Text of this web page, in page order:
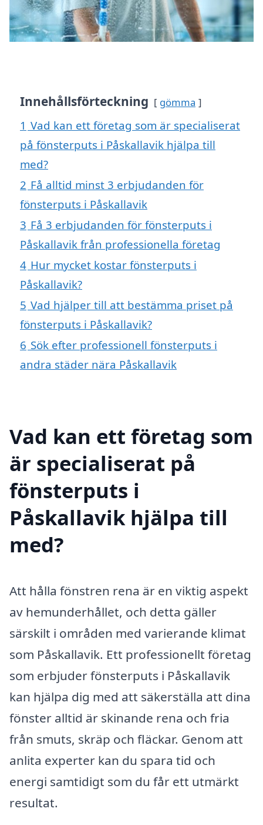
Innehållsförteckning gömma
1 Vad kan ett företag som är specialiserat
på fönsterputs i Påskallavik hjälpa till
med?
2 Få alltid minst 3 erbjudanden för
fönsterputs i Påskallavik
3 Få 3 erbjudanden för fönsterputs i
Påskallavik från professionella företag
4 Hur mycket kostar fönsterputs i
Påskallavik?
5 Vad hjälper till att bestämma priset på
fönsterputs i Påskallavik?
6 Sök efter professionell fönsterputs i
andra städer nära Påskallavik
Vad kan ett företag som
är specialiserat på
fönsterputs i
Påskallavik hjälpa till
med?
Att hålla fönstren rena är en viktig aspekt
av hemunderhållet, och detta gäller
särskilt i områden med varierande klimat
som Påskallavik. Ett professionellt företag
som erbjuder fönsterputs i Påskallavik
kan hjälpa dig med att säkerställa att dina
fönster alltid är skinande rena och fria
från smuts, skräp och fläckar. Genom att
anlita experter kan du spara tid och
energi samtidigt som du får ett utmärkt
resultat.